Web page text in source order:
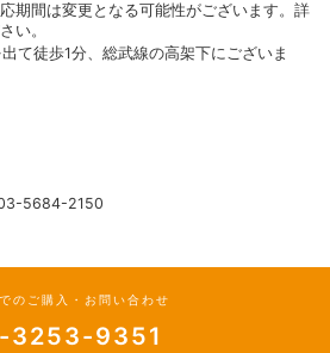
期間は変更となる可能性がございます。詳
い。
て徒歩1分、総武線の高架下にございま
5684-2150
のご購入・お問い合わせ
3253-9351